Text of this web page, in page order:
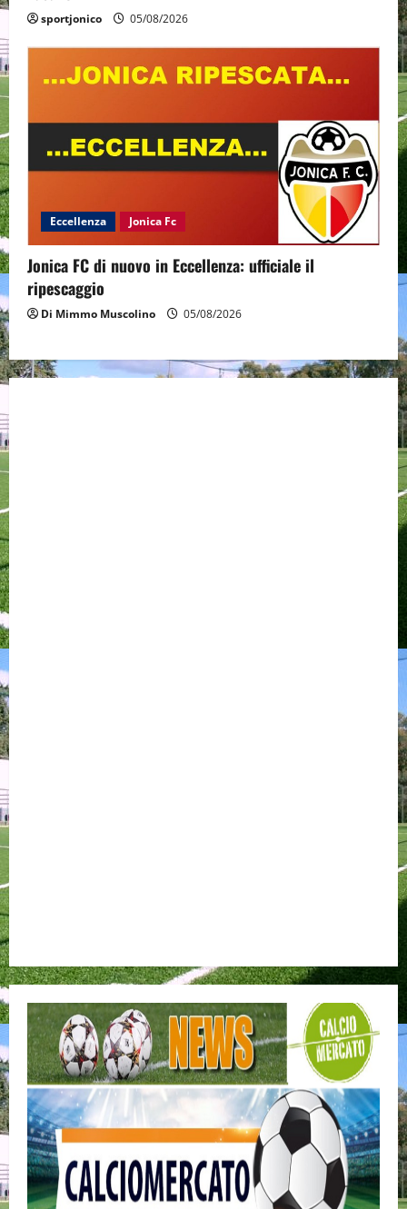
sportjonico 05/08/2026
Eccellenza Jonica Fc
Jonica FC di nuovo in Eccellenza: ufficiale il
ripescaggio
Di Mimmo Muscolino 05/08/2026